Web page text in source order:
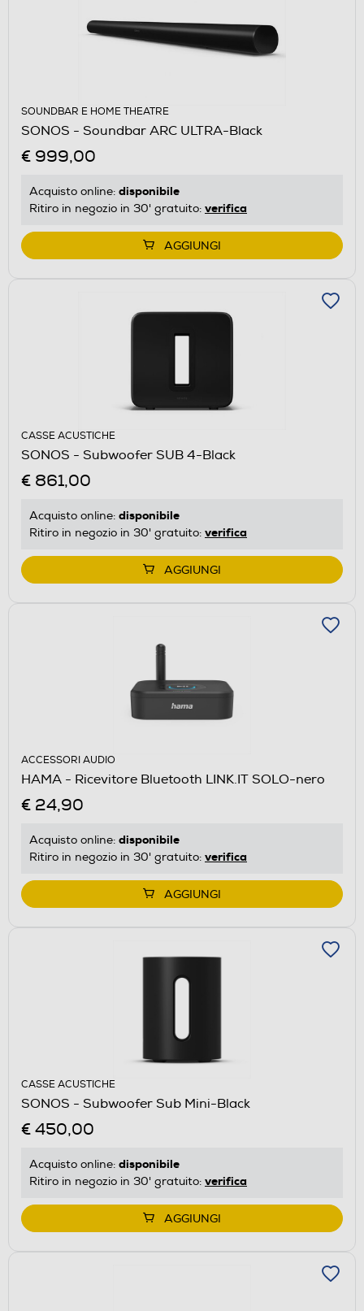
SOUNDBAR E HOME THEATRE
SONOS - Soundbar ARC ULTRA-Black
€ 999,00
Acquisto online: disponibile
Ritiro in negozio in 30' gratuito: verifica
AGGIUNGI
CASSE ACUSTICHE
SONOS - Subwoofer SUB 4-Black
€ 861,00
Acquisto online: disponibile
Ritiro in negozio in 30' gratuito: verifica
AGGIUNGI
ACCESSORI AUDIO
HAMA - Ricevitore Bluetooth LINK.IT SOLO-nero
€ 24,90
Acquisto online: disponibile
Ritiro in negozio in 30' gratuito: verifica
AGGIUNGI
CASSE ACUSTICHE
SONOS - Subwoofer Sub Mini-Black
€ 450,00
Acquisto online: disponibile
Ritiro in negozio in 30' gratuito: verifica
AGGIUNGI